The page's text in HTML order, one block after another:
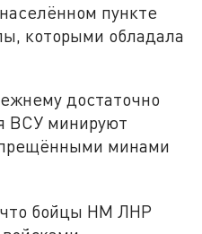
пункте
которыми обладала
достаточно
ВСУ минируют
минами
что бойцы НМ ЛНР